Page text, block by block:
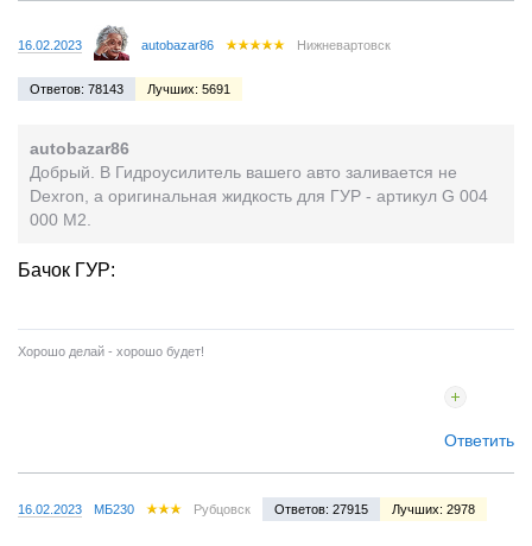
16.02.2023 autobazar86 Нижневартовск
Ответов: 78143 Лучших: 5691
autobazar86
Добрый. В Гидроусилитель вашего авто заливается не
Dexron, а оригинальная жидкость для ГУР - артикул G 004
000 M2.
Бачок ГУР:
Хорошо делай - хорошо будет!
Ответить
16.02.2023 МБ230 Рубцовск Ответов: 27915 Лучших: 2978